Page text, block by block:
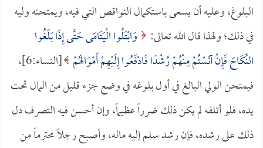
البلوغ، وعليه أن يسعى باستكمال النواقص التي فيه، ويمتحنه وليه
في ذلك؛ ولهذا قال الله تعالى:
وَابْتَلُوا الْيَتَامَى حَتَّى إِذَا بَلَغُوا
النِّكَاحَ فَإِنْ آنَسْتُمْ مِنْهُمْ رُشْدًا فَادْفَعُوا إِلَيْهِمْ أَمْوَالَهُمْ
[النساء:6]،
فيمتحن الولي البالغ في أول بلوغه في وضع جزء قليل من المال تحت
يده، فلو أتلفه لم يكن ذلك ضرراً عظيماً، وإن أحسن فيه التصرف دل
ذلك على رشده، فإن رشد سلم إليه ماله، وأصبح رجلاً محترماً من